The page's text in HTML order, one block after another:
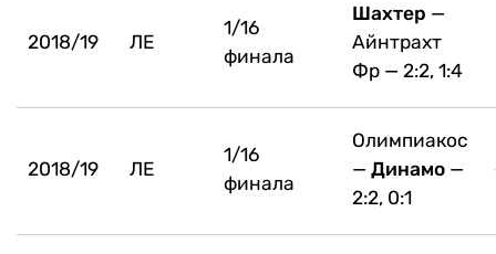
2018/19 ЛЕ
1/16
финала
Шахтер —
Айнтрахт
Фр — 2:2, 1:4
2018/19 ЛЕ
1/16
финала
Олимпиакос
— Динамо —
2:2, 0:1